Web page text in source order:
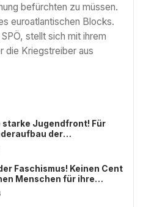
befürchten zu müssen.
euroatlantischen Blocks.
stellt sich mit ihrem
die Kriegstreiber aus
starke Jugendfront! Für
der
Jugendbewegung
Faschismus! Keinen Cent
Menschen für ihre